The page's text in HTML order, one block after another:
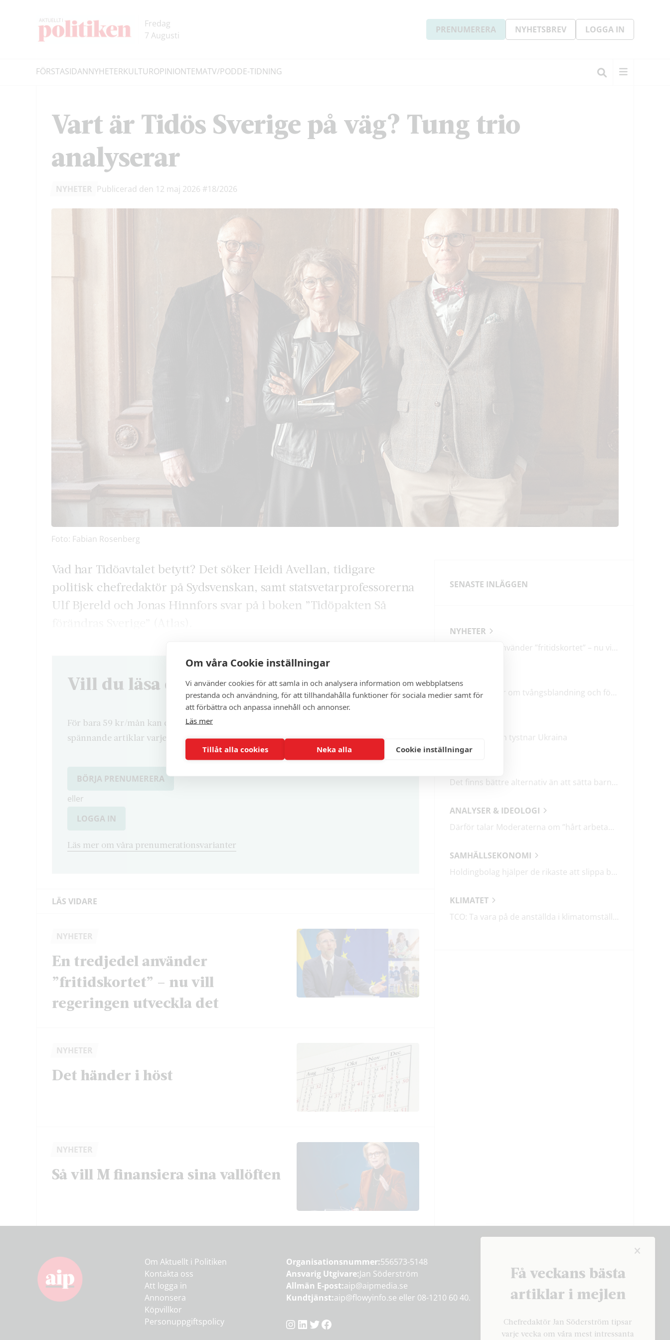
Om våra Cookie inställningar
Vi använder cookies för att samla in och analysera information om webbplatsens
prestanda och användning, för att tillhandahålla funktioner för sociala medier samt för
att förbättra och anpassa innehåll och annonser.
Läs mer
Tillåt alla cookies Neka alla Cookie inställningar
Fredag
7 Augusti
PRENUMERERA NYHETSBREV LOGGA IN
FÖRSTASIDANNYHETERKULTUROPINIONTEMATV/PODDE-TIDNING
Få veckans bästa
artiklar i mejlen
Chefredaktör Jan Söderström tipsar
varje vecka om våra mest intressanta
Vart är Tidös Sverige på väg? Tung trio
analyserar
NYHETER Publicerad den 12 maj 2026 #18/2026
Foto: Fabian Rosenberg
Vad har Tidöavtalet betytt? Det söker Heidi Avellan, tidigare
politisk chefredaktör på Sydsvenskan, samt statsvetarprofessorerna
Ulf Bjereld och Jonas Hinnfors svar på i boken ”Tidöpakten Så
Vill du läsa denna artikel?
För bara 59 kr/mån kan du läsa både denna och cirka 100 andra exklusiva och
spännande artiklar varje månad.
BÖRJA PRENUMERERA
eller
LOGGA IN
Läs mer om våra prenumerationsvarianter
LÄS VIDARE
NYHETER
En tredjedel använder
”fritidskortet” – nu vill
regeringen utveckla det
NYHETER
Det händer i höst
NYHETER
Så vill M finansiera sina vallöften
SENASTE INLÄGGEN
NYHETER
En tredjedel använder ”fritidskortet” – nu vill regeringen utveckla det
M & SD hycklar om tvångsblandning och förvärrar segregationen
Mitt i frukosten tystnar Ukraina
Det finns bättre alternativ än att sätta barn i fängelse
ANALYSER & IDEOLOGI
Därför talar Moderaterna om ”hårt arbetande människor”
SAMHÄLLSEKONOMI
Holdingbolag hjälper de rikaste att slippa betala miljarder i skatt
KLIMATET
TCO: Ta vara på de anställda i klimatomställningen
Om Aktuellt i Politiken
Kontakta oss
Att logga in
Annonsera
Köpvillkor
Personuppgiftspolicy
Organisationsnummer:556573-5148
Ansvarig Utgivare:Jan Söderström
Allmän E-post:aip@aipmedia.se
Kundtjänst:aip@flowyinfo.se eller 08-1210 60 40.
Instagram
LinkedIn
Twitter
Facebook
Få veckans bästa
artiklar på mejlen